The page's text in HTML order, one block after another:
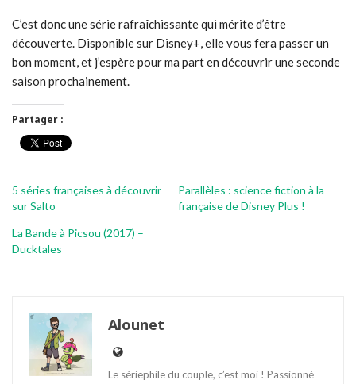
C’est donc une série rafraîchissante qui mérite d’être
découverte. Disponible sur Disney+, elle vous fera passer un
bon moment, et j’espère pour ma part en découvrir une seconde
saison prochainement.
Partager :
5 séries françaises à découvrir
sur Salto
Parallèles : science fiction à la
française de Disney Plus !
La Bande à Picsou (2017) –
Ducktales
Alounet
Le sériephile du couple, c’est moi ! Passionné